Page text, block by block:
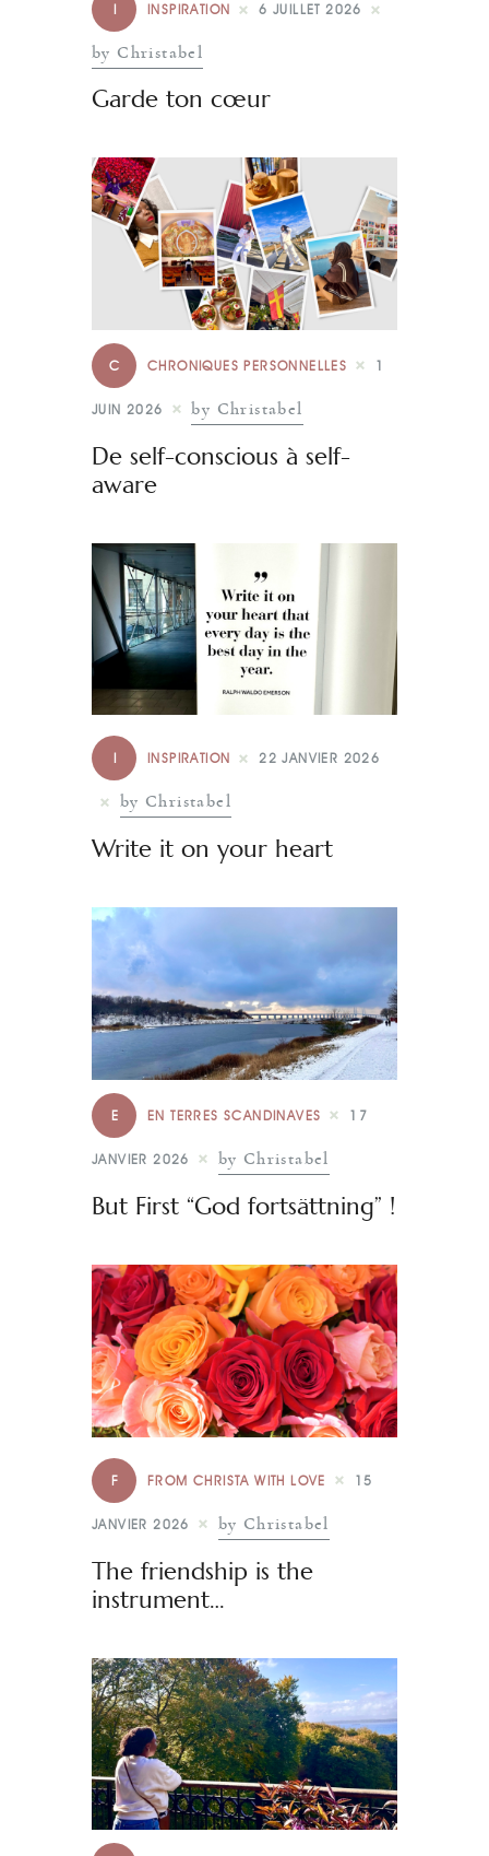
I INSPIRATION 6 JUILLET 2026
by Christabel
Garde ton cœur
C CHRONIQUES PERSONNELLES 1
JUIN 2026 by Christabel
De self-conscious à self-
aware
I INSPIRATION 22 JANVIER 2026
by Christabel
Write it on your heart
E EN TERRES SCANDINAVES 17
JANVIER 2026 by Christabel
But First “God fortsättning” !
F FROM CHRISTA WITH LOVE 15
JANVIER 2026 by Christabel
The friendship is the
instrument…